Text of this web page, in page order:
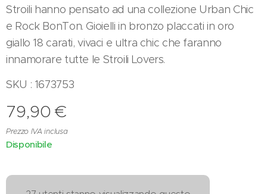
Stroili hanno pensato ad una collezione Urban Chic
e Rock BonTon. Gioielli in bronzo placcati in oro
giallo 18 carati, vivaci e ultra chic che faranno
innamorare tutte le Stroili Lovers.
SKU : 1673753
79,90 €
Prezzo IVA inclusa
Disponibile